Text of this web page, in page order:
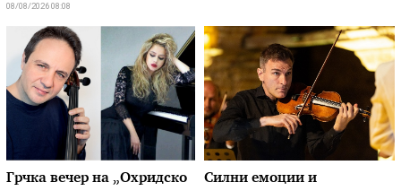
08/08/2026 08:08
Грчка вечер на „Охридско
Силни емоции и